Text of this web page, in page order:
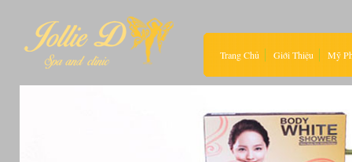
Trang Chủ Giới Thiệu Mỹ